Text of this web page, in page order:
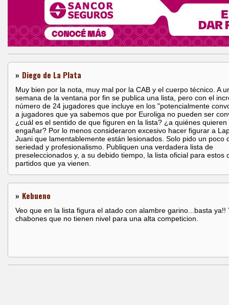
» Diego de La Plata
Muy bien por la nota, muy mal por la CAB y el cuerpo técnico. A
semana de la ventana por fin se publica una lista, pero con el
número de 24 jugadores que incluye en los "potencialmente
a jugadores que ya sabemos que por Euroliga no pueden ser
¿cuál es el sentido de que figuren en la lista? ¿a quiénes quieren
engañar? Por lo menos consideraron excesivo hacer figurar a
Juani que lamentablemente están lesionados. Solo pido un poco
seriedad y profesionalismo. Publiquen una verdadera lista de
preseleccionados y, a su debido tiempo, la lista oficial para estos
partidos que ya vienen.
» Kebueno
Veo que en la lista figura el atado con alambre garino...basta ya!!
chabones que no tienen nivel para una alta competicion.